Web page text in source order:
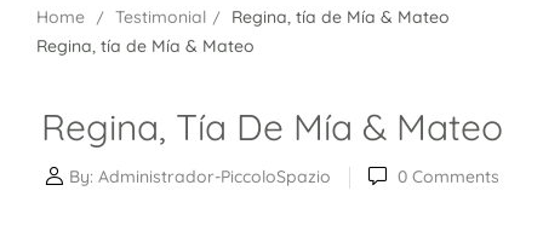
Home Testimonial
Regina, tía de Mía & Mateo
Regina, tía de Mía & Mateo
Regina, Tía De Mía & Mateo
By: Administrador-PiccoloSpazio 0Comments